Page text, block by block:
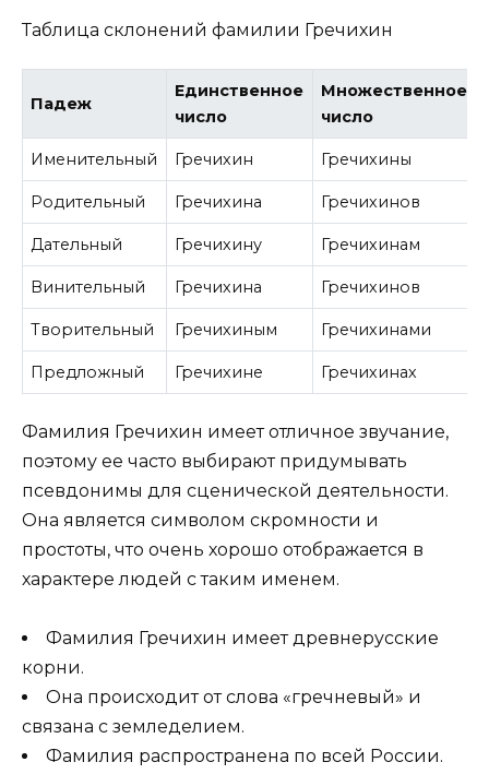
Таблица склонений фамилии Гречихин
Падеж
Единственное
число
Множественное
число
Именительный Гречихин Гречихины
Родительный Гречихина Гречихинов
Дательный Гречихину Гречихинам
Винительный Гречихина Гречихинов
Творительный Гречихиным Гречихинами
Предложный Гречихине Гречихинах
Фамилия Гречихин имеет отличное звучание,
поэтому ее часто выбирают придумывать
псевдонимы для сценической деятельности.
Она является символом скромности и
простоты, что очень хорошо отображается в
характере людей с таким именем.
Фамилия Гречихин имеет древнерусские
корни.
Она происходит от слова «гречневый» и
связана с земледелием.
Фамилия распространена по всей России.